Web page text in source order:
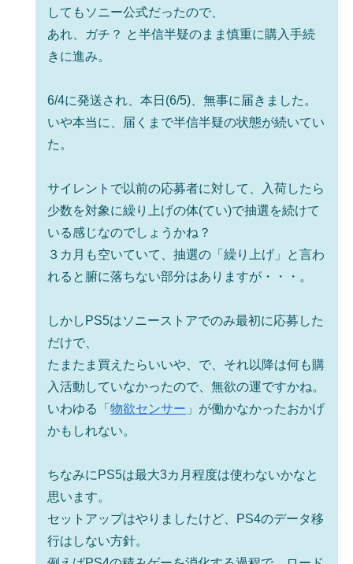
してもソニー公式だったので、
あれ、ガチ？ と半信半疑のまま慎重に購入手続
きに進み。
6/4に発送され、本日(6/5)、無事に届きました。
いや本当に、届くまで半信半疑の状態が続いてい
た。
サイレントで以前の応募者に対して、入荷したら
少数を対象に繰り上げの体(てい)で抽選を続けて
いる感じなのでしょうかね？
３カ月も空いていて、抽選の「繰り上げ」と言わ
れると腑に落ちない部分はありますが・・・。
しかしPS5はソニーストアでのみ最初に応募した
だけで、
たまたま買えたらいいや、で、それ以降は何も購
入活動していなかったので、無欲の運ですかね。
いわゆる「物欲センサー 」が働かなかったおかげ
かもしれない。
ちなみにPS5は最大3カ月程度は使わないかなと
思います。
セットアップはやりましたけど、PS4のデータ移
行はしない方針。